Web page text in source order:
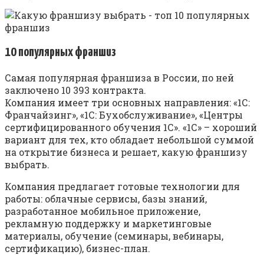
10 популярных франшиз
Самая популярная франшиза в России, по ней
заключено 10 393 контракта.
Компания имеет три основных направления: «1С:
Франчайзинг», «1С: Бухобслуживание», «Центры
сертифицированного обучения 1С». «1С» – хороший
вариант для тех, кто обладает небольшой суммой
на открытие бизнеса и решает, какую франшизу
выбрать.
Компания предлагает готовые технологии для
работы: облачные сервисы, базы знаний,
разработанное мобильное приложение,
рекламную поддержку и маркетинговые
материалы, обучение (семинары, вебинары,
сертификацию), бизнес-план.